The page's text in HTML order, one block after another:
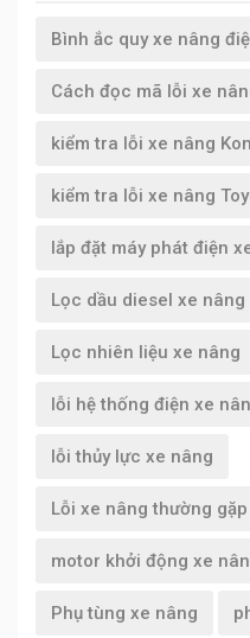
Bình ắc quy xe nâng
Cách đọc mã lỗi xe
kiểm tra lỗi xe nâng
kiểm tra lỗi xe nâng
lắp đặt máy phát điện
Lọc dầu diesel xe nâng
Lọc nhiên liệu xe nâng
lỗi hệ thống điện xe
lỗi thủy lực xe nâng
Lỗi xe nâng thường
motor khởi động xe
Phụ tùng xe nâng